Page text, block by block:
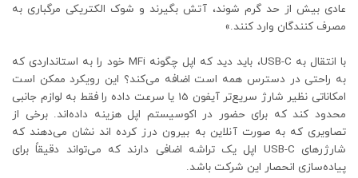
عادی بیش از حد گرم شوند، آتش بگیرند و شوک الکتریکی مرگباری به
مصرف کنندگان وارد کنند.»
با انتقال به USB-C، باید دید که اپل چگونه MFi خود را به استانداردی که
به راحتی در دسترس همه است اضافه می‌کند؟ این رویکرد ممکن است
امکاناتی نظیر شارژ سریع‌تر آیفون 15 یا سرعت داده را فقط به لوازم جانبی
محدود کند که برای حضور در اکوسیستم اپل هزینه داده‌اند. برخی از
تصاویری که به صورت آنلاین به بیرون درز کرده اند نشان می‌دهند که
شارژرهای USB-C اپل یک تراشه اضافی دارند که می‌تواند دقیقاً برای
پیاده‌سازی انحصار این شرکت باشد.